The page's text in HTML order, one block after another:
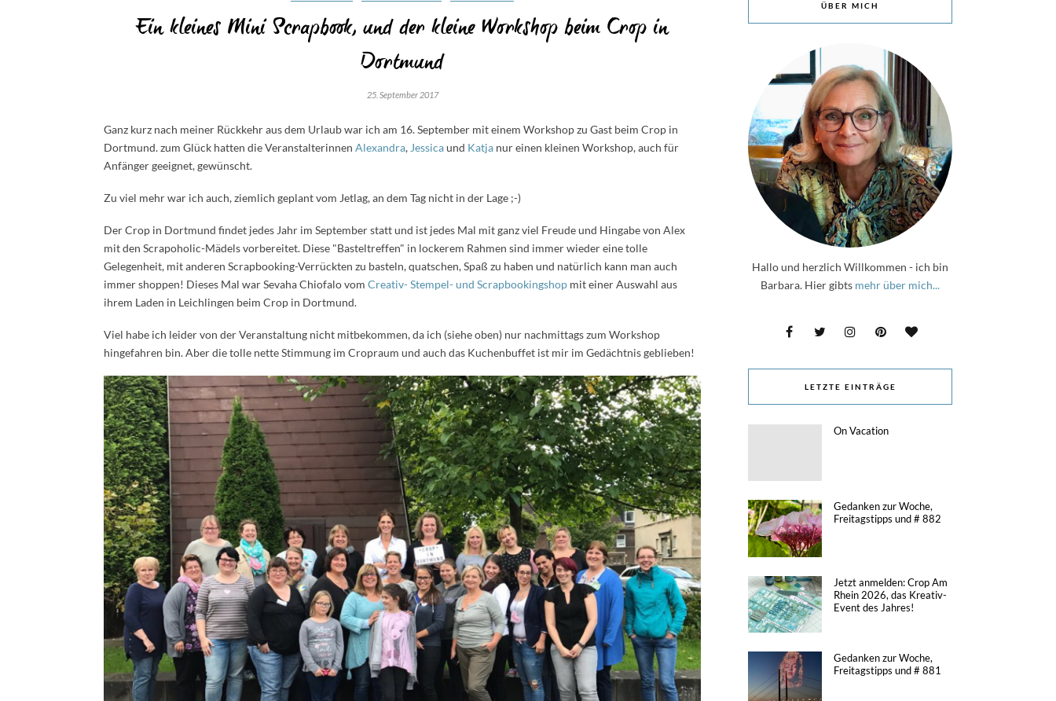
Ein kleines Mini Scrapbook, und der kleine Workshop beim Crop in
Dortmund
25. September 2017
Ganz kurz nach meiner Rückkehr aus dem Urlaub war ich am 16. September mit einem Workshop zu Gast beim Crop in
Dortmund. zum Glück hatten die Veranstalterinnen Alexandra, Jessicaund Katja nur einen kleinen Workshop, auch für
Anfänger geeignet, gewünscht.
Zu viel mehr war ich auch, ziemlich geplant vom Jetlag, an dem Tag nicht in der Lage ;-)
Der Crop in Dortmund findet jedes Jahr im September statt und ist jedes Mal mit ganz viel Freude und Hingabe von Alex
mit den Scrapoholic-Mädels vorbereitet. Diese "Basteltreffen" in lockerem Rahmen sind immer wieder eine tolle
Gelegenheit, mit anderen Scrapbooking-Verrückten zu basteln, quatschen, Spaß zu haben und natürlich kann man auch
immer shoppen! Dieses Mal war Sevaha Chiofalo vom Creativ- Stempel- und Scrapbookingshop mit einer Auswahl aus
ihrem Laden in Leichlingen beim Crop in Dortmund.
Viel habe ich leider von der Veranstaltung nicht mitbekommen, da ich (siehe oben) nur nachmittags zum Workshop
hingefahren bin. Aber die tolle nette Stimmung im Cropraum und auch das Kuchenbuffet ist mir im Gedächtnis geblieben!
ÜBER MICH
Hallo und herzlich Willkommen - ich bin
Barbara. Hier gibts mehr über mich...
LETZTE EINTRÄGE
On Vacation
Gedanken zur Woche,
Freitagstipps und # 882
Jetzt anmelden: Crop Am
Rhein 2026, das Kreativ-
Event des Jahres!
Gedanken zur Woche,
Freitagstipps und # 881